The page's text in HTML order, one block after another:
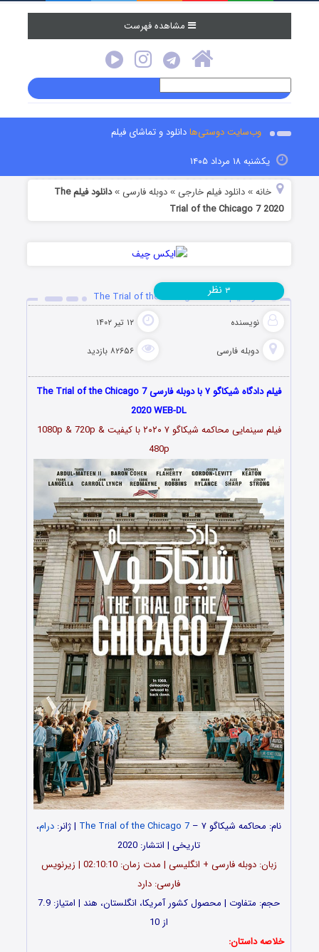
مشاهده فهرست
وب‌سایت دوستی‌هادانلود و تماشای فیلم
یکشنبه ۱۸ مرداد ۱۴۰۵
خانه »دانلود فیلم خارجی »دوبله فارسی »
دانلود فیلم The
Trial of the Chicago 7 2020
دانلود فیلم The Trial of the Chicago 7 2020
نویسنده ۱۲ تیر ۱۴۰۲
دوبله فارسی ۸۲۶۵۶ بازدید
۳ نظر
فیلم دادگاه شیکاگو ۷ با دوبله فارسی The Trial of the Chicago 7
2020 WEB-DL
فیلم سینمایی محاکمه شیکاگو ۷ ۲۰۲۰ با کیفیت 1080p & 720p &
480p
نام: محاکمه شیکاگو ۷ – The Trial of the Chicago 7 | ژانر: درام،
تاریخی | انتشار: 2020
زبان: دوبله فارسی + انگلیسی | مدت زمان: 02:10:10 | زیرنویس
فارسی: دارد
حجم: متفاوت | محصول کشور آمریکا، انگلستان، هند | امتیاز: 7.9
از 10
خلاصه داستان: